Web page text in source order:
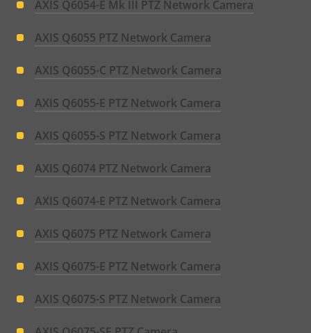
AXIS Q6054-E Mk III PTZ Network Camera
AXIS Q6055 PTZ Network Camera
AXIS Q6055-C PTZ Network Camera
AXIS Q6055-E PTZ Network Camera
AXIS Q6055-S PTZ Network Camera
AXIS Q6074 PTZ Network Camera
AXIS Q6074-E PTZ Network Camera
AXIS Q6075 PTZ Network Camera
AXIS Q6075-E PTZ Network Camera
AXIS Q6075-S PTZ Network Camera